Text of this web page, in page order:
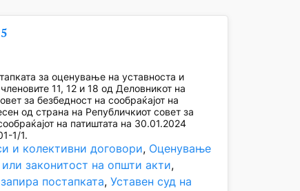
за оценување на уставноста и
11, 12 и 18 од Деловникот на
за безбедност на сообраќајот на
од страна на Републичкиот совет за
на патиштата на 30.01.2024
1/1.
и колективни договори, Оценување
законитост на општи акти ,
постапката, Уставен суд на